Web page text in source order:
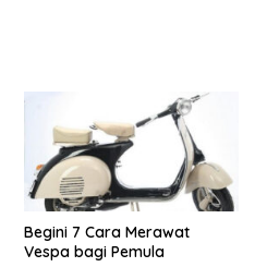
Begini 7 Cara Merawat
Vespa bagi Pemula